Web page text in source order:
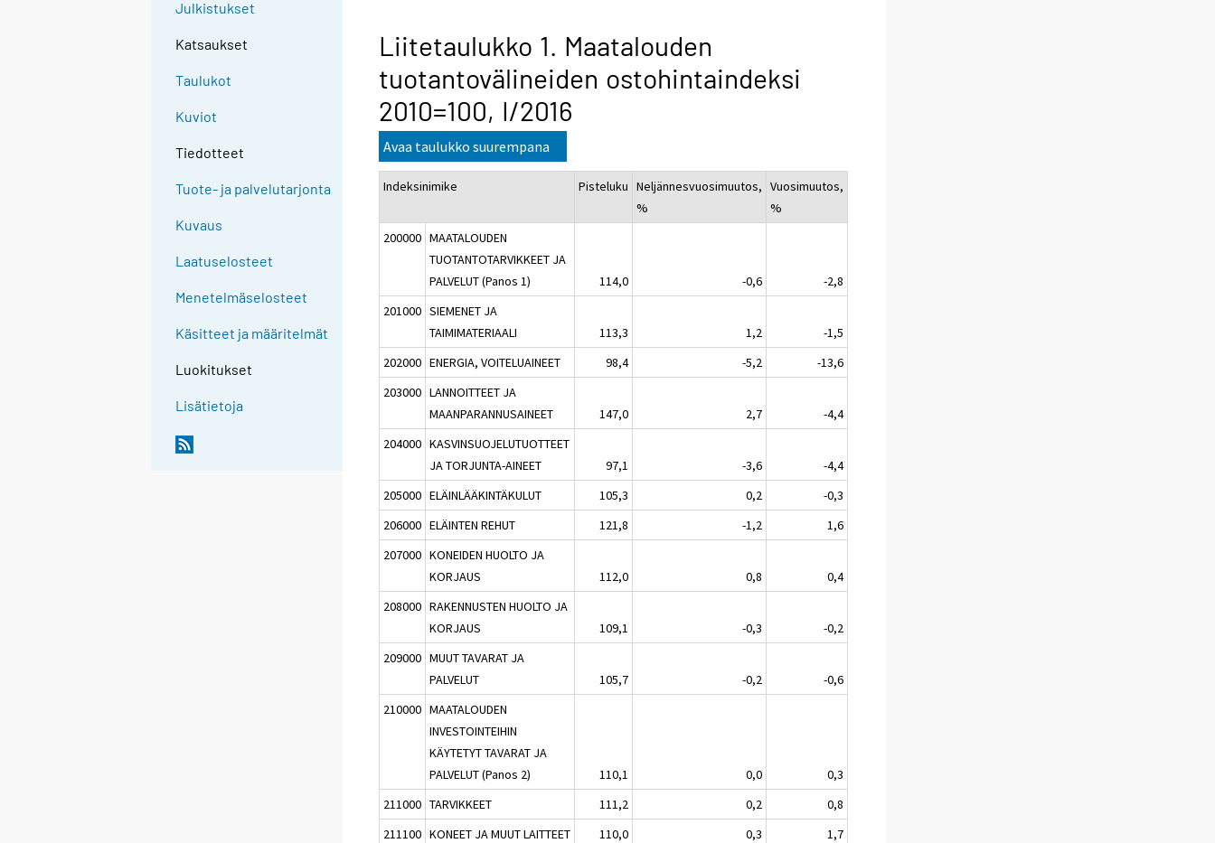
Julkistukset
Katsaukset
Taulukot
Kuviot
Tiedotteet
Tuote- ja palvelutarjonta
Kuvaus
Laatuselosteet
Menetelmäselosteet
Käsitteet ja määritelmät
Luokitukset
Lisätietoja
Liitetaulukko 1. Maatalouden
tuotantovälineiden ostohintaindeksi
2010=100, I/2016
Avaa taulukko suurempana
Indeksinimike Pisteluku Neljännesvuosimuutos,
%
Vuosimuutos,
%
200000 MAATALOUDEN
TUOTANTOTARVIKKEET JA
PALVELUT (Panos 1)
114,0 -0,6
-2,8
201000 SIEMENET JA
TAIMIMATERIAALI
113,3 1,2
-1,5
202000 ENERGIA, VOITELUAINEET 98,4 -5,2
-13,6
203000 LANNOITTEET JA
MAANPARANNUSAINEET
147,0 2,7
-4,4
204000 KASVINSUOJELUTUOTTEET
JA TORJUNTA-AINEET
97,1 -3,6
-4,4
205000 ELÄINLÄÄKINTÄKULUT 105,3 0,2
-0,3
206000 ELÄINTEN REHUT 121,8 -1,2
1,6
207000 KONEIDEN HUOLTO JA
KORJAUS
112,0 0,8
0,4
208000 RAKENNUSTEN HUOLTO JA
KORJAUS
109,1 -0,3
-0,2
209000 MUUT TAVARAT JA
PALVELUT
105,7 -0,2
-0,6
210000 MAATALOUDEN
INVESTOINTEIHIN
KÄYTETYT TAVARAT JA
PALVELUT (Panos 2)
110,1 0,0
0,3
211000 TARVIKKEET 111,2 0,2
0,8
211100 KONEET JA MUUT LAITTEET 110,0 0,3
1,7